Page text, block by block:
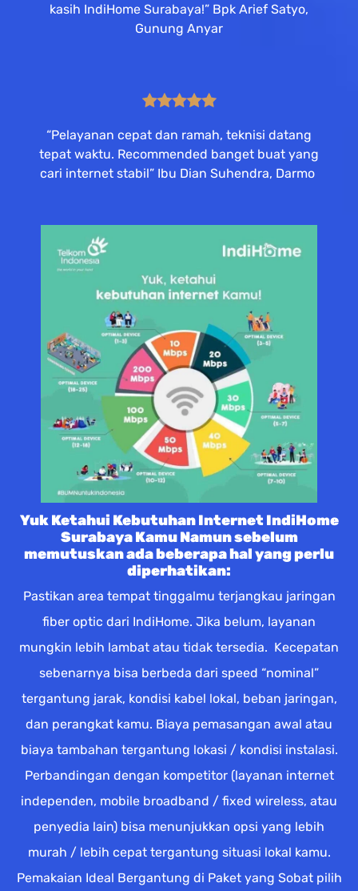
kasih IndiHome Surabaya!” Bpk Arief Satyo,
Gunung Anyar
“Pelayanan cepat dan ramah, teknisi datang
tepat waktu. Recommended banget buat yang
cari internet stabil” Ibu Dian Suhendra, Darmo
Yuk Ketahui Kebutuhan Internet IndiHome
Surabaya Kamu Namun sebelum
memutuskan ada beberapa hal yang perlu
diperhatikan:
Pastikan area tempat tinggalmu terjangkau jaringan
fiber optic dari IndiHome. Jika belum, layanan
mungkin lebih lambat atau tidak tersedia. Kecepatan
sebenarnya bisa berbeda dari speed “nominal”
tergantung jarak, kondisi kabel lokal, beban jaringan,
dan perangkat kamu. Biaya pemasangan awal atau
biaya tambahan tergantung lokasi / kondisi instalasi.
Perbandingan dengan kompetitor (layanan internet
independen, mobile broadband / fixed wireless, atau
penyedia lain) bisa menunjukkan opsi yang lebih
murah / lebih cepat tergantung situasi lokal kamu.
Pemakaian Ideal Bergantung di Paket yang Sobat pilih